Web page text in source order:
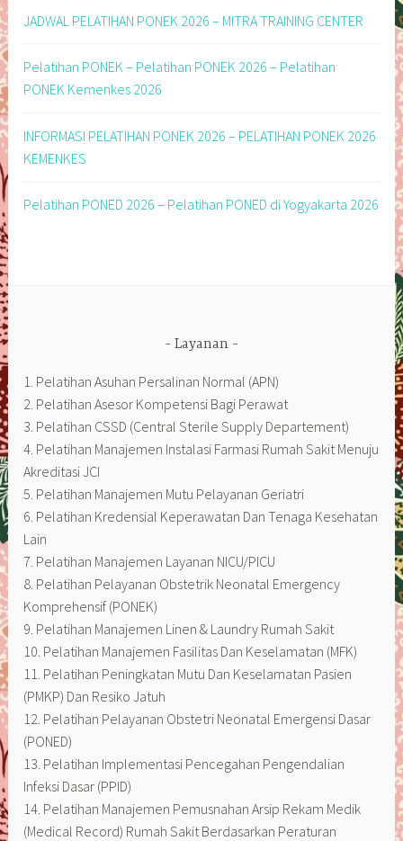
JADWAL PELATIHAN PONEK 2026 – MITRA TRAINING CENTER
Pelatihan PONEK – Pelatihan PONEK 2026 – Pelatihan
PONEK Kemenkes 2026
INFORMASI PELATIHAN PONEK 2026 – PELATIHAN PONEK 2026
KEMENKES
Pelatihan PONED 2026 – Pelatihan PONED di Yogyakarta 2026
Layanan
1. Pelatihan Asuhan Persalinan Normal (APN)
2. Pelatihan Asesor Kompetensi Bagi Perawat
3. Pelatihan CSSD (Central Sterile Supply Departement)
4. Pelatihan Manajemen Instalasi Farmasi Rumah Sakit Menuju
Akreditasi JCI
5. Pelatihan Manajemen Mutu Pelayanan Geriatri
6. Pelatihan Kredensial Keperawatan Dan Tenaga Kesehatan
Lain
7. Pelatihan Manajemen Layanan NICU/PICU
8. Pelatihan Pelayanan Obstetrik Neonatal Emergency
Komprehensif (PONEK)
9. Pelatihan Manajemen Linen & Laundry Rumah Sakit
10. Pelatihan Manajemen Fasilitas Dan Keselamatan (MFK)
11. Pelatihan Peningkatan Mutu Dan Keselamatan Pasien
(PMKP) Dan Resiko Jatuh
12. Pelatihan Pelayanan Obstetri Neonatal Emergensi Dasar
(PONED)
13. Pelatihan Implementasi Pencegahan Pengendalian
Infeksi Dasar (PPID)
14. Pelatihan Manajemen Pemusnahan Arsip Rekam Medik
(Medical Record) Rumah Sakit Berdasarkan Peraturan